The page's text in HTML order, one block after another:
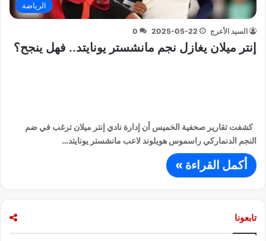
الرياضة
السيد الأعرج 2025-05-22
0
إنتر ميلان يغازل نجم مانشستر يونايتد.. فهل ينجح؟
كشفت تقارير صحفية الخميس أن إدارة نادي إنتر ميلان ترغب في ضم
النجم الدنماركي راسموس هويلوند لاعب مانشستر يونايتد…
أكمل القراءة »
تابعونا